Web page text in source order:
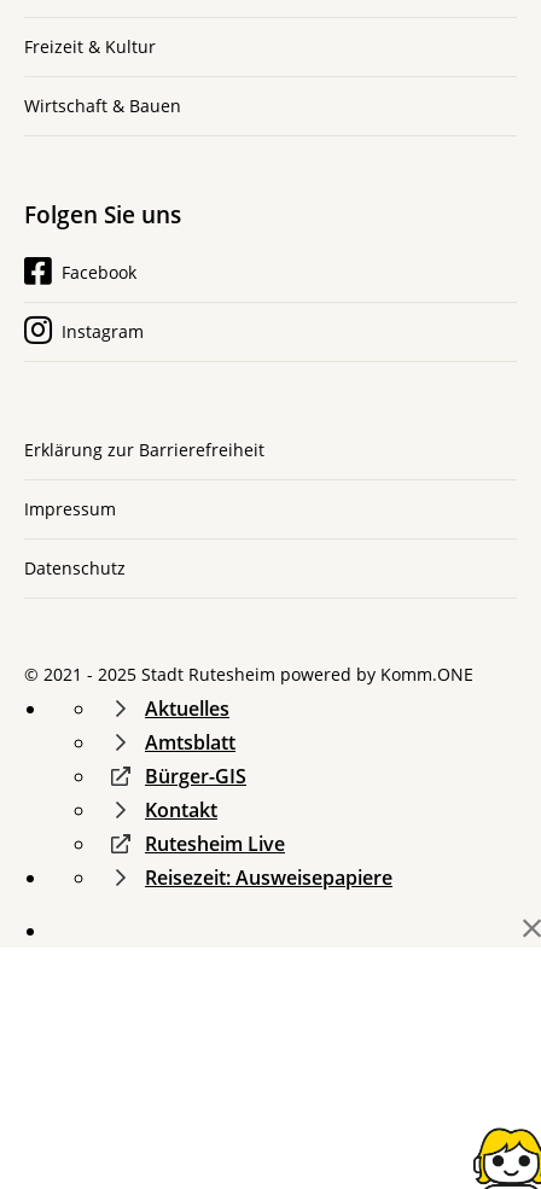
Freizeit & Kultur
Wirtschaft & Bauen
Folgen Sie uns
Facebook
Instagram
Erklärung zur Barrierefreiheit
Impressum
Datenschutz
© 2021 - 2025 Stadt Rutesheim powered by Komm.ONE
Aktuelles
Amtsblatt
Bürger-GIS
Kontakt
Rutesheim Live
Reisezeit: Ausweisepapiere